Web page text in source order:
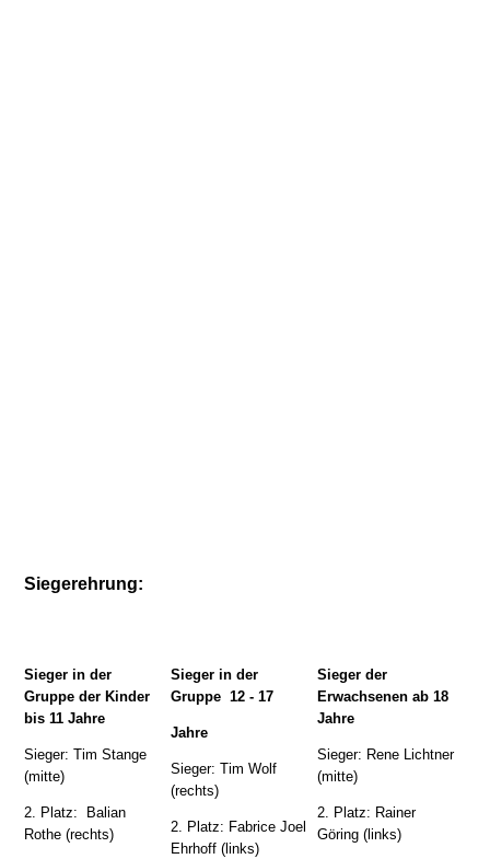
Siegerehrung:
Sieger in der
Gruppe der Kinder
bis 11 Jahre
Sieger: Tim Stange
(mitte)
2. Platz: Balian
Rothe (rechts)
Sieger in der
Gruppe 12 - 17
Jahre
Sieger: Tim Wolf
(rechts)
2. Platz: Fabrice Joel
Ehrhoff (links)
Sieger der
Erwachsenen ab 18
Jahre
Sieger: Rene Lichtner
(mitte)
2. Platz: Rainer
Göring (links)